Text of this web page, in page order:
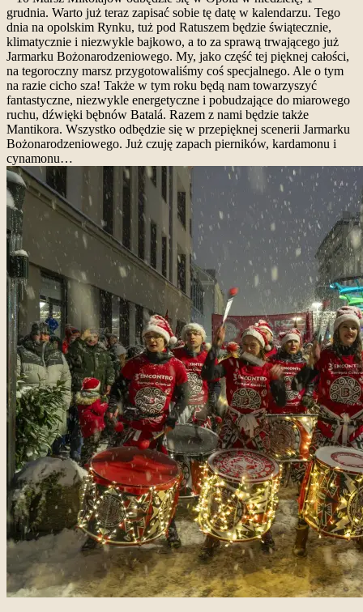
grudnia. Warto już teraz zapisać sobie tę datę w kalendarzu. Tego
dnia na opolskim Rynku, tuż pod Ratuszem będzie świątecznie,
klimatycznie i niezwykle bajkowo, a to za sprawą trwającego już
Jarmarku Bożonarodzeniowego. My, jako część tej pięknej całości,
na tegoroczny marsz przygotowaliśmy coś specjalnego. Ale o tym
na razie cicho sza! Także w tym roku będą nam towarzyszyć
fantastyczne, niezwykle energetyczne i pobudzające do miarowego
ruchu, dźwięki bębnów Batalá. Razem z nami będzie także
Mantikora. Wszystko odbędzie się w przepięknej scenerii Jarmarku
Bożonarodzeniowego. Już czuję zapach pierników, kardamonu i
cynamonu…